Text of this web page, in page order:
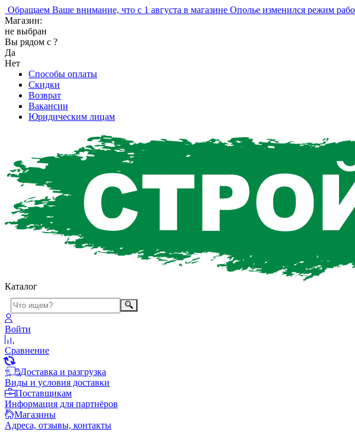
Ваше внимание, что с 1 августа в магазине Ополье изменился режим работы.
Магазин:
не выбран
Вы рядом с ?
Да
Нет
Способы оплаты
Скидки
Возврат
Вакансии
Юридическим лицам
Каталог
Войти
Сравнение
Доставка и разгрузка
Виды и условия доставки
Поставщикам
Информация для партнёров
Магазины
Адреса, отзывы, контакты